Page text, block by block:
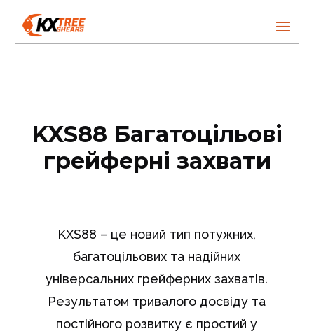
KXS88 Багатоцільові
грейферні захвати
KXS88 – це новий тип потужних,
багатоцільових та надійних
універсальних грейферних захватів.
Результатом тривалого досвіду та
постійного розвитку є простий у